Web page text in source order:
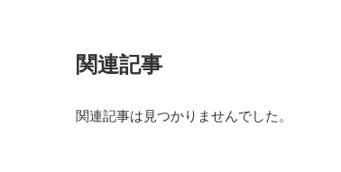
関連記事
関連記事は見つかりませんでした。